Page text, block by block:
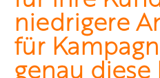
niedrigere
für
genau diese